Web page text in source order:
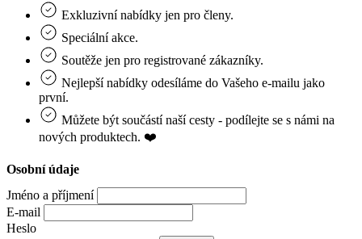
Exkluzivní nabídky jen pro členy.
Speciální akce.
Soutěže jen pro registrované zákazníky.
Nejlepší nabídky odesíláme do Vašeho e‑mailu jako
první.
Můžete být součástí naší cesty - podílejte se s námi na
nových produktech. ❤️
Osobní údaje
Jméno a příjmení
E-mail
Heslo